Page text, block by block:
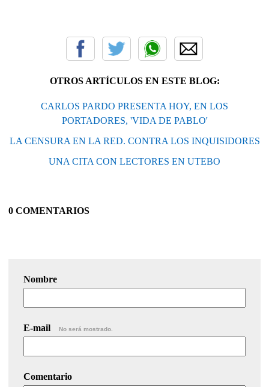
OTROS ARTÍCULOS EN ESTE BLOG:
CARLOS PARDO PRESENTA HOY, EN LOS
PORTADORES, 'VIDA DE PABLO'
LA CENSURA EN LA RED. CONTRA LOS INQUISIDORES
UNA CITA CON LECTORES EN UTEBO
0 COMENTARIOS
Nombre
E-mail No será mostrado.
Comentario